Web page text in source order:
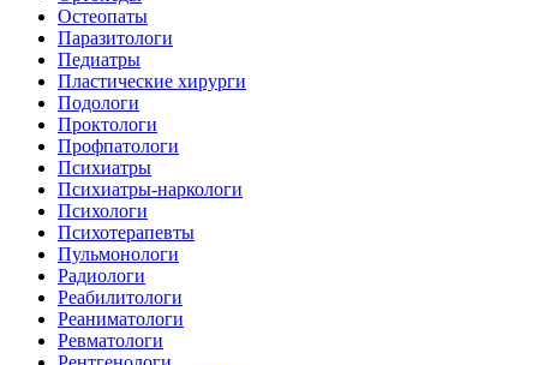
Остеопаты
Паразитологи
Педиатры
Пластические хирурги
Подологи
Проктологи
Профпатологи
Психиатры
Психиатры-наркологи
Психологи
Психотерапевты
Пульмонологи
Радиологи
Реабилитологи
Реаниматологи
Ревматологи